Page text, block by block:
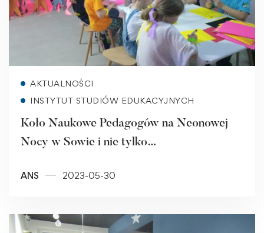
AKTUALNOŚCI
INSTYTUT STUDIÓW EDUKACYJNYCH
Koło Naukowe Pedagogów na Neonowej
Nocy w Sowie i nie tylko…
ANS 2023-05-30